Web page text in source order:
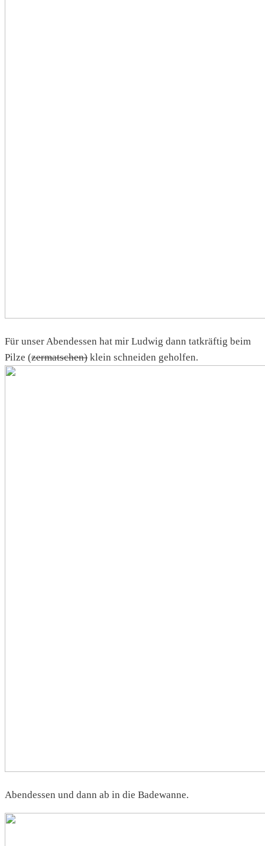
Für unser Abendessen hat mir Ludwig dann tatkräftig beim
Pilze (zermatschen) klein schneiden geholfen.
Abendessen und dann ab in die Badewanne.